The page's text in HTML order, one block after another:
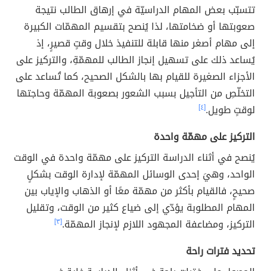
تتسبّب بعض المهام الدراسيّة في إرهاق الطالب نتيجة
صعوبتها أو ضخامتها، لذا يُنصح بتقسيم المهمّات الكبيرة
إلى مهام أصغر منها قابلة للتنفيذ خلال وقتٍ قصيرٍ، إذ
يُساعد ذلك على تسهيل إنجاز الطالب للمهمّةِ، والتركيز على
الأجزاء الصغيرة للقيام بها بالشكل الصحيح، كما تُساعد على
التخلّصِ من التأجيل بسبب الشعور بصعوبة المهمّة وحاجتها
لوقتٍ طويل.[٤]
التركيز على مهمّة واحدة
يُنصح في أثناء الدراسة التركيز على مهمّة واحدة في الوقت
الواحد، وهيَ إحدى الوسائل المهمّة لإدارة الوقت بشكلٍ
صحيحٍ، فالقيام بأكثر من مهمّة معًا أو الذهاب والإياب بين
المهام المطلوبة يؤدّي إلى ضياع كثير من الوقت، وتقليل
التركيز، ومضاعفة المجهود اللازم لإنجاز المهمّة.[٣]
تحديد فترات راحة